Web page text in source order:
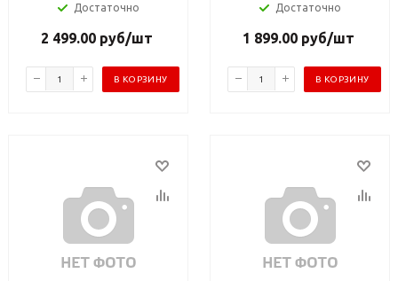
Достаточно
2 499.00 руб/шт
В КОРЗИНУ
Достаточно
1 899.00 руб/шт
В КОРЗИНУ